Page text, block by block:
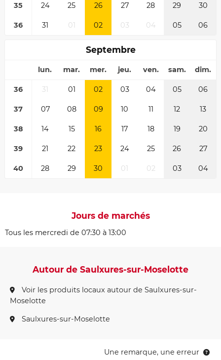
35 24 25 26 27 28 29 30
36 31 01 02 03 04 05 06
Septembre
lun. mar. mer. jeu. ven. sam. dim.
36 31 01 02 03 04 05 06
37 07 08 09 10 11 12 13
38 14 15 16 17 18 19 20
39 21 22 23 24 25 26 27
40 28 29 30 01 02 03 04
Jours de marchés
Tous les mercredi de 07:30 à 13:00
Autour de Saulxures-sur-Moselotte
Voir les produits locaux autour de Saulxures-sur-
Moselotte
Saulxures-sur-Moselotte
Une remarque, une erreur